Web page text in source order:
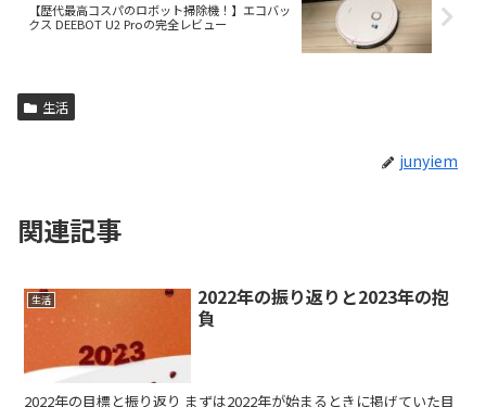
【歴代最高コスパのロボット掃除機！】エコバッ
クス DEEBOT U2 Proの完全レビュー
生活
junyiem
関連記事
生活
2022年の振り返りと2023年の抱
負
2022年の目標と振り返り まずは2022年が始まるときに掲げていた目